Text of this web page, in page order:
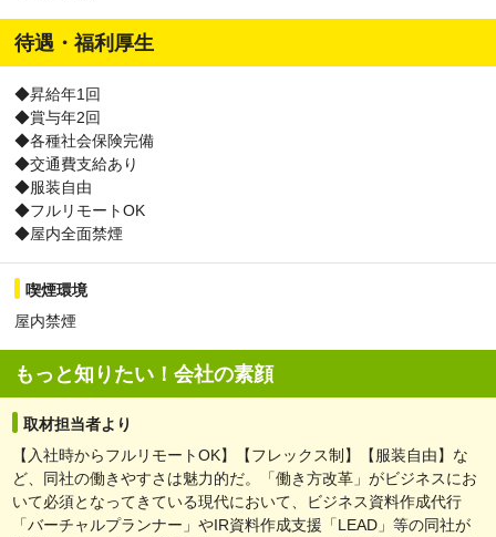
待遇・福利厚生
◆昇給年1回
◆賞与年2回
◆各種社会保険完備
◆交通費支給あり
◆服装自由
◆フルリモートOK
◆屋内全面禁煙
喫煙環境
屋内禁煙
もっと知りたい！会社の素顔
取材担当者より
【入社時からフルリモートOK】【フレックス制】【服装自由】な
ど、同社の働きやすさは魅力的だ。「働き方改革」がビジネスにお
いて必須となってきている現代において、ビジネス資料作成代行
「バーチャルプランナー」やIR資料作成支援「LEAD」等の同社が